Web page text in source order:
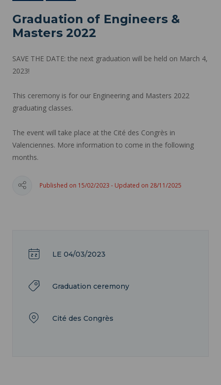
Graduation of Engineers &
Masters 2022
SAVE THE DATE: the next graduation will be held on March 4,
2023!
This ceremony is for our Engineering and Masters 2022
graduating classes.
The event will take place at the Cité des Congrès in
Valenciennes. More information to come in the following
months.
Published on 15/02/2023 - Updated on 28/11/2025
LE 04/03/2023
Graduation ceremony
Cité des Congrès